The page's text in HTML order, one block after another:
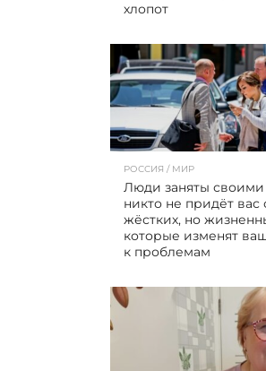
хлопот
РОССИЯ / МИР
Люди заняты
никто не придёт вас
жёстких, но
которые изменят
к проблемам